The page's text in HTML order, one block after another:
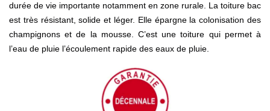
durée de vie importante notamment en zone rurale. La toiture bac
est très résistant, solide et léger. Elle épargne la colonisation des
champignons et de la mousse. C’est une toiture qui permet à
l’eau de pluie l’écoulement rapide des eaux de pluie.